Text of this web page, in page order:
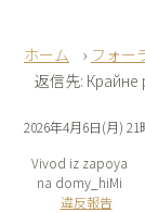
› フォー
返信先:
2026年4月6日(月) 21
Vivod iz zapoya
na domy_hiMi
違反報告